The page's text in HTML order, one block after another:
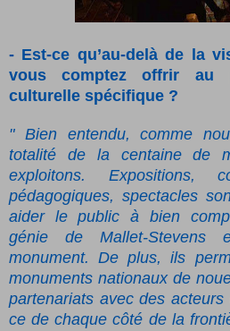
- Est-ce qu’au-delà de la
vous comptez offrir au
culturelle spécifique ?
" Bien entendu, comme
totalité de la centaine de
exploitons. Expositions,
pédagogiques, spectacles
aider le public à bien
génie de Mallet-Stevens
monument. De plus, ils
monuments nationaux de
partenariats avec des
ce de chaque côté de la